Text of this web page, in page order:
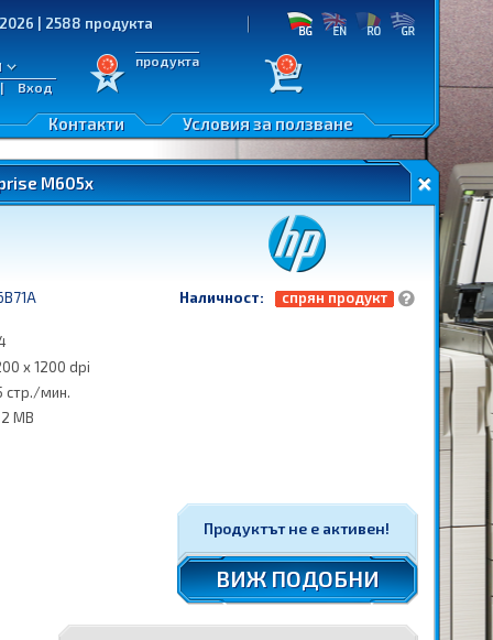
продукта
Вход
продукта
Условия за ползване
Контакти
M605x
x 1200 dpi
стр./мин.
MB
Наличност: спрян продукт
Продуктът не е активен!
ВИЖ ПОДОБНИ